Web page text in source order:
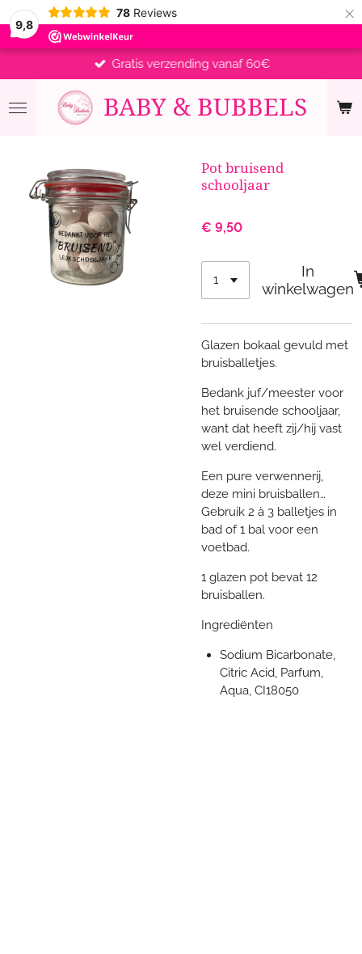
9,8
78 Reviews ×
BABY & BUBBELS
Gratis verzending vanaf 60€
Pot bruisend
schooljaar
€ 9,50
In
winkelwagen
Glazen bokaal gevuld met
bruisballetjes.
Bedank juf/meester voor
het bruisende schooljaar,
want dat heeft zij/hij vast
wel verdiend.
Een pure verwennerij,
deze mini bruisballen…
Gebruik 2 à 3 balletjes in
bad of 1 bal voor een
voetbad.
1 glazen pot bevat 12
bruisballen.
Ingrediënten
Sodium Bicarbonate,
Citric Acid, Parfum,
Aqua, CI18050